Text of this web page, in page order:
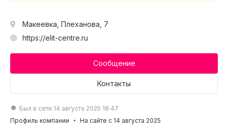
Макеевка, Плеханова, 7
https://elit-centre.ru
Сообщение
Контакты
Был в сети 14 августа 2025 18:47
Профиль компании
На сайте с 14 августа 2025